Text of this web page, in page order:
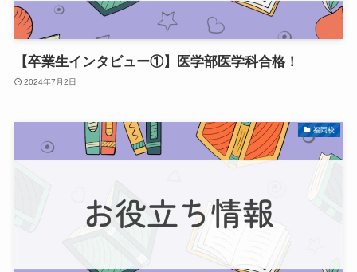
【卒業生インタビュー①】医学部医学科合格！
2024年7月2日
福岡校